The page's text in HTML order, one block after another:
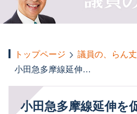
トップページ 議員の、らん丈
小田急多摩線延伸を促進する議員連盟の令和5年度要望活動
小田急多摩線延伸を促進